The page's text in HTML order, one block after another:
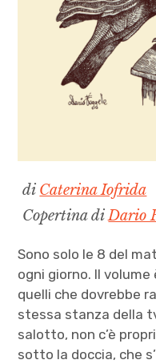
di Caterina Iofrida
Copertina diDario
Sono solo le 8 del
ogni giorno. Il
quelli che dovrebbe
stessa stanza della
salotto, non c’è
sotto la doccia, che